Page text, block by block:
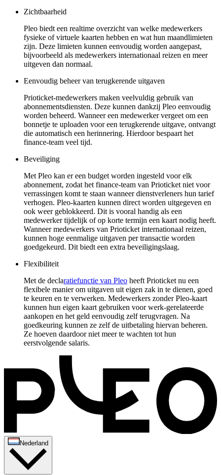
Zichtbaarheid
Pleo biedt een realtime overzicht van welke medewerkers
fysieke of virtuele kaarten hebben en wat hun maandlimieten
zijn. Deze limieten kunnen eenvoudig worden aangepast,
bijvoorbeeld als medewerkers internationaal reizen en meer
uitgeven dan normaal.
Eenvoudig beheer van terugkerende uitgaven
Prioticket-medewerkers maken veelvuldig gebruik van
abonnementsdiensten. Deze kunnen dankzij Pleo eenvoudig
worden beheerd. Wanneer een medewerker vergeet om een
bonnetje te uploaden voor een terugkerende uitgave, ontvangt
die automatisch een herinnering. Hierdoor bespaart het
finance-team veel tijd.
Beveiliging
Met Pleo kan er een budget worden ingesteld voor elk
abonnement, zodat het finance-team van Prioticket niet voor
verrassingen komt te staan wanneer dienstverleners hun tarief
verhogen. Pleo-kaarten kunnen direct worden uitgegeven en
ook weer geblokkeerd. Dit is vooral handig als een
medewerker tijdelijk of op korte termijn een kaart nodig heeft.
Wanneer medewerkers van Prioticket internationaal reizen,
kunnen hoge eenmalige uitgaven per transactie worden
goedgekeurd. Dit biedt een extra beveiligingslaag.
Flexibiliteit
Met de declaratiefunctie van Pleo heeft Prioticket nu een
flexibele manier om uitgaven uit eigen zak in te dienen, goed
te keuren en te verwerken. Medewerkers zonder Pleo-kaart
kunnen hun eigen kaart gebruiken voor werk-gerelateerde
aankopen en het geld eenvoudig zelf terugvragen. Na
goedkeuring kunnen ze zelf de uitbetaling hiervan beheren.
Ze hoeven daardoor niet meer te wachten tot hun
eerstvolgende salaris.
Nederland